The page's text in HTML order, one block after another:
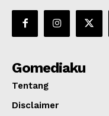
Gomediaku
Tentang
Disclaimer